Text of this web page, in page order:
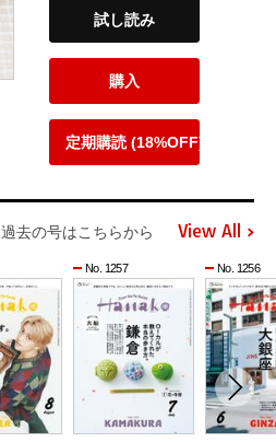
試し読み
購入
定期購読 (18%OFF)
過去の号はこちらから View All
No. 1257 No. 1256